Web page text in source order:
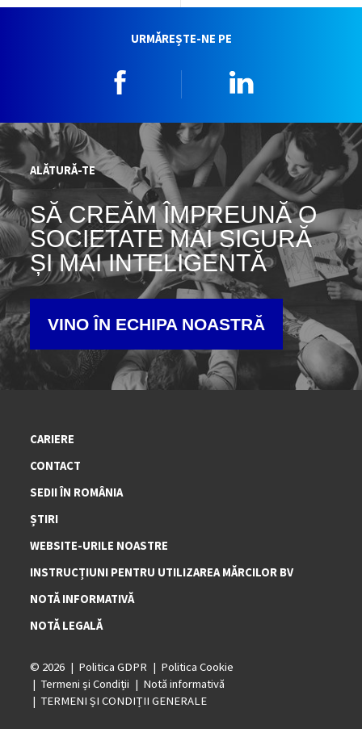
URMĂREȘTE-NE PE
ALĂTURĂ-TE
SĂ CREĂM ÎMPREUNĂ O
SOCIETATE MAI SIGURĂ
ȘI MAI INTELIGENTĂ
VINO ÎN ECHIPA NOASTRĂ
CARIERE
CONTACT
SEDII ÎN ROMÂNIA
ȘTIRI
WEBSITE-URILE NOASTRE
INSTRUCȚIUNI PENTRU UTILIZAREA MĂRCILOR BV
NOTĂ INFORMATIVĂ
NOTĂ LEGALĂ
© 2026 Politica GDPR
Politica Cookie
Termeni și Condiții
Notă informativă
TERMENI ȘI CONDIȚII GENERALE